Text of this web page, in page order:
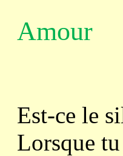
Amour
Est-ce le
Lorsque